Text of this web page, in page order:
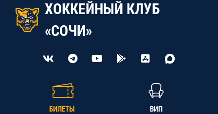
ХОККЕЙНЫЙ КЛУБ
«СОЧИ»
БИЛЕТЫ ВИП